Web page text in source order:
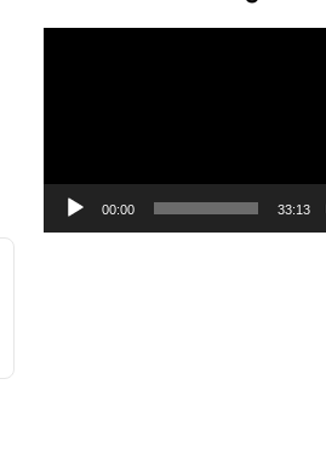
00:00 33:13